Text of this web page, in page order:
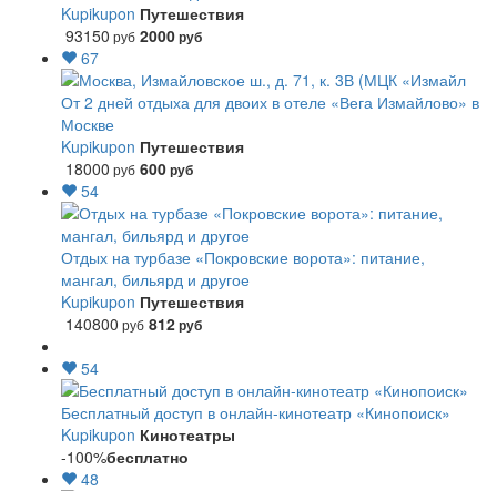
Kupikupon Путешествия
93150 руб 2000руб
67
От 2 дней отдыха для двоих в отеле «Вега Измайлово» в
Москве
Kupikupon Путешествия
18000 руб 600руб
54
Отдых на турбазе «Покровские ворота»: питание,
мангал, бильярд и другое
Kupikupon Путешествия
140800 руб 812руб
54
Бесплатный доступ в онлайн-кинотеатр «Кинопоиск»
Kupikupon Кинотеатры
-100%бесплатно
48